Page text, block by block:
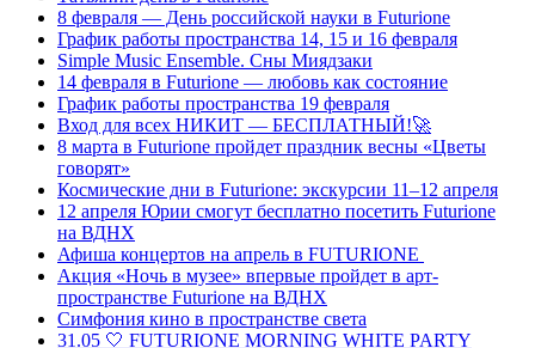
8 февраля — День российской науки в Futurione
График работы пространства 14, 15 и 16 февраля
Simple Music Ensemble. Сны Миядзаки
14 февраля в Futurione — любовь как состояние
График работы пространства 19 февраля
Вход для всех НИКИТ — БЕСПЛАТНЫЙ!🚀
8 марта в Futurione пройдет праздник весны «Цветы
говорят»
Космические дни в Futurione: экскурсии 11–12 апреля
12 апреля Юрии смогут бесплатно посетить Futurione
на ВДНХ
Афиша концертов на апрель в FUTURIONE
Акция «Ночь в музее» впервые пройдет в арт-
пространстве Futurione на ВДНХ
Симфония кино в пространстве света
31.05 🤍 FUTURIONE MORNING WHITE PARTY